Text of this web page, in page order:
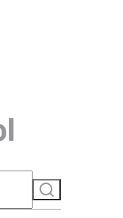
Szukaj